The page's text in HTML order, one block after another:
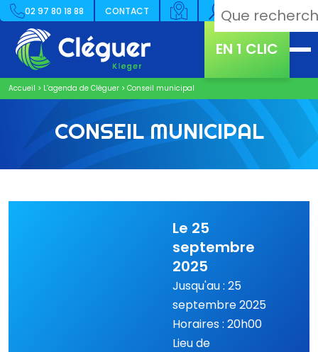
02 97 80 18 88 CONTACT
EN 1 CLIC
Accueil > L’agenda de Cléguer > Conseil municipal
CONSEIL MUNICIPAL
Le 25
septembre
2025
Jusqu'au : 25
septembre 2025
Horaires : 20h00
Lieu de